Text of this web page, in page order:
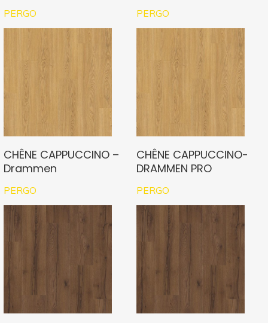
PERGO PERGO
CHÊNE CAPPUCCINO –
Drammen
PERGO
CHÊNE CAPPUCCINO-
DRAMMEN PRO
PERGO